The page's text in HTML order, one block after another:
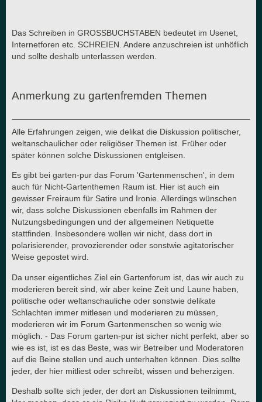
Das Schreiben in GROSSBUCHSTABEN bedeutet im Usenet,
Internetforen etc. SCHREIEN. Andere anzuschreien ist unhöflich
und sollte deshalb unterlassen werden.
Anmerkung zu gartenfremden Themen
Alle Erfahrungen zeigen, wie delikat die Diskussion politischer,
weltanschaulicher oder religiöser Themen ist. Früher oder
später können solche Diskussionen entgleisen.
Es gibt bei garten-pur das Forum 'Gartenmenschen', in dem
auch für Nicht-Gartenthemen Raum ist. Hier ist auch ein
gewisser Freiraum für Satire und Ironie. Allerdings wünschen
wir, dass solche Diskussionen ebenfalls im Rahmen der
Nutzungsbedingungen und der allgemeinen Netiquette
stattfinden. Insbesondere wollen wir nicht, dass dort in
polarisierender, provozierender oder sonstwie agitatorischer
Weise gepostet wird.
Da unser eigentliches Ziel ein Gartenforum ist, das wir auch zu
moderieren bereit sind, wir aber keine Zeit und Laune haben,
politische oder weltanschauliche oder sonstwie delikate
Schlachten immer mitlesen und moderieren zu müssen,
moderieren wir im Forum Gartenmenschen so wenig wie
möglich. - Das Forum garten-pur ist sicher nicht perfekt, aber so
wie es ist, ist es das Beste, was wir Betreiber und Moderatoren
auf die Beine stellen und auch unterhalten können. Dies sollte
jeder, der hier mitliest oder schreibt, wissen und beherzigen.
Deshalb sollte sich jeder, der dort an Diskussionen teilnimmt,